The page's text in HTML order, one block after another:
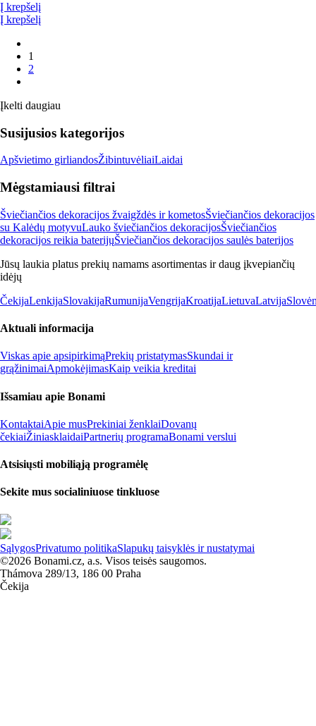
Į krepšelį
Į krepšelį
1
2
Įkelti daugiau
Susijusios kategorijos
Apšvietimo girliandosŽibintuvėliaiLaidai
Mėgstamiausi filtrai
Šviečiančios dekoracijos žvaigždės ir kometosŠviečiančios dekoracijos
su Kalėdų motyvuLauko šviečiančios dekoracijosŠviečiančios
dekoracijos reikia baterijųŠviečiančios dekoracijos saulės baterijos
Jūsų laukia platus prekių namams asortimentas ir daug įkvepiančių
idėjų
ČekijaLenkijaSlovakijaRumunijaVengrijaKroatijaLietuvaLatvija
Aktuali informacija
Viskas apie apsipirkimąPrekių pristatymasSkundai ir
grąžinimaiApmokėjimasKaip veikia kreditai
Išsamiau apie Bonami
KontaktaiApie musPrekiniai ženklaiDovanų
čekiaiŽiniasklaidaiPartnerių programaBonami verslui
Atsisiųsti mobiliąją programėlę
Sekite mus socialiniuose tinkluose
SąlygosPrivatumo politikaSlapukų taisyklės ir nustatymai
©2026 Bonami.cz, a.s. Visos teisės saugomos.
Thámova 289/13, 186 00 Praha
Čekija